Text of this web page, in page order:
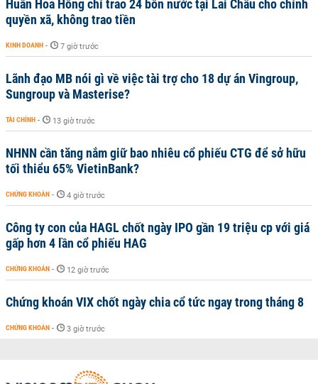
Huấn Hoa Hồng chỉ trao 24 bồn nước tại Lai Châu cho chính
quyền xã, không trao tiền
KINH DOANH - 7 giờ trước
Lãnh đạo MB nói gì về việc tài trợ cho 18 dự án Vingroup,
Sungroup và Masterise?
TÀI CHÍNH - 13 giờ trước
NHNN cần tăng nắm giữ bao nhiêu cổ phiếu CTG để sở hữu
tối thiểu 65% VietinBank?
CHỨNG KHOÁN - 4 giờ trước
Công ty con của HAGL chốt ngày IPO gần 19 triệu cp với giá
gấp hơn 4 lần cổ phiếu HAG
CHỨNG KHOÁN - 12 giờ trước
Chứng khoán VIX chốt ngày chia cổ tức ngay trong tháng 8
CHỨNG KHOÁN - 3 giờ trước